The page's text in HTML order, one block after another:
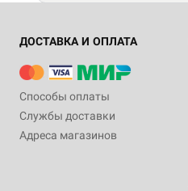
ДОСТАВКА И ОПЛАТА
Способы оплаты
Службы доставки
Адреса магазинов